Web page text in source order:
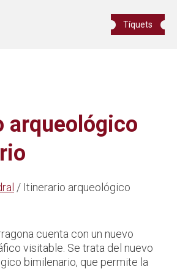
Tíquets
arqueológico
/ Itinerario arqueológico
cuenta con un nuevo
visitable. Se trata del nuevo
bimilenario, que permite la